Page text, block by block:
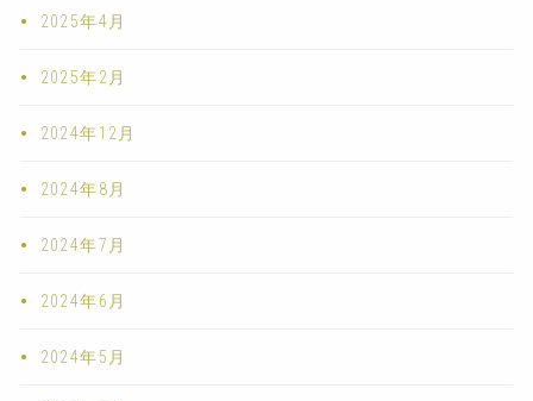
2025年4月
2025年2月
2024年12月
2024年8月
2024年7月
2024年6月
2024年5月